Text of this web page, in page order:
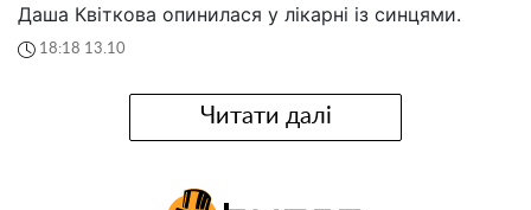
Даша Квіткова опинилася у лікарні із синцями.
18:18 13.10
Читати далі